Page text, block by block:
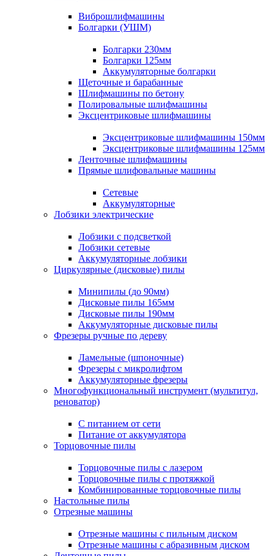
Виброшлифмашины
Болгарки (УШМ)
Болгарки 230мм
Болгарки 125мм
Аккумуляторные болгарки
Щеточные и барабанные
Шлифмашины по бетону
Полировальные шлифмашины
Эксцентриковые шлифмашины
Эксцентриковые шлифмашины 150мм
Эксцентриковые шлифмашины 125мм
Ленточные шлифмашины
Прямые шлифовальные машины
Сетевые
Аккумуляторные
Лобзики электрические
Лобзики с подсветкой
Лобзики сетевые
Аккумуляторные лобзики
Циркулярные (дисковые) пилы
Минипилы (до 90мм)
Дисковые пилы 165мм
Дисковые пилы 190мм
Аккумуляторные дисковые пилы
Фрезеры ручные по дереву
Ламельные (шпоночные)
Фрезеры с микролифтом
Аккумуляторные фрезеры
Многофункциональный инструмент (мультитул,
реноватор)
С питанием от сети
Питание от аккумулятора
Торцовочные пилы
Торцовочные пилы с лазером
Торцовочные пилы с протяжкой
Комбинированные торцовочные пилы
Настольные пилы
Отрезные машины
Отрезные машины с пильным диском
Отрезные машины с абразивным диском